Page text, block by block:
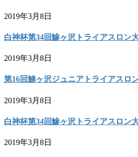
2019年3月8日
白神杯第34回鰺ヶ沢トライアスロン
2019年3月8日
第16回鯵ヶ沢ジュニアトライアスロ
2019年3月8日
白神杯第34回鰺ヶ沢トライアスロン
2019年3月8日